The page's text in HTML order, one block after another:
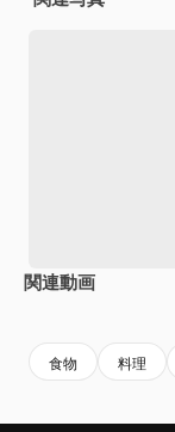
関連動画
食物 料理